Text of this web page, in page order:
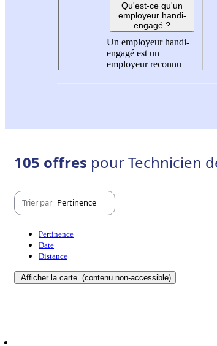
Qu'est-ce qu'un
employeur handi-
engagé ?
Un employeur handi-
engagé est un
employeur reconnu
105 offres pour Technicien
Trier par Pertinence
Pertinence
Date
Distance
Afficher la carte (contenu non-accessible)